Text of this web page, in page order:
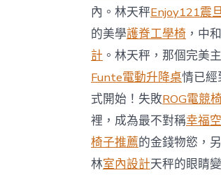
內。林天秤Enjoy121震
的美學護脊工學椅 ，中
計 。林天秤，那個完美
Funte電動升降桌情已經
式開始！失敗ROG電競椅
裡，成為最不對稱幸福
椅子推薦的金錢物慾，
林室內設計天秤的眼睛